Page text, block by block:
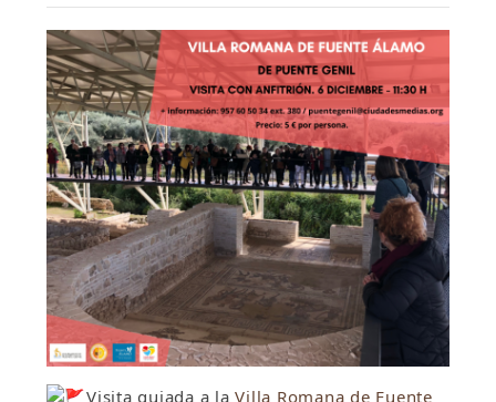
Visita guiada a laVilla Romana de Fuente